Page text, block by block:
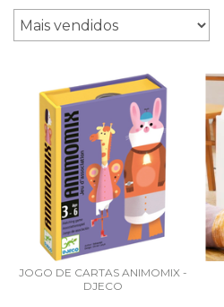
JOGO DE CARTAS ANIMOMIX -
DJECO